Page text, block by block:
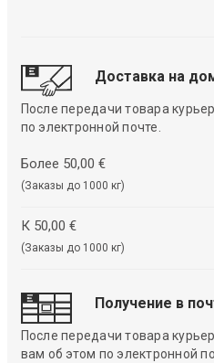
Доставка на
После передачи товара
по электронной почте.
Более 50,00 €
(Заказы до 1000 кг)
К 50,00 €
(Заказы до 1000 кг)
Получение в
После передачи товара
вам об этом по электронной